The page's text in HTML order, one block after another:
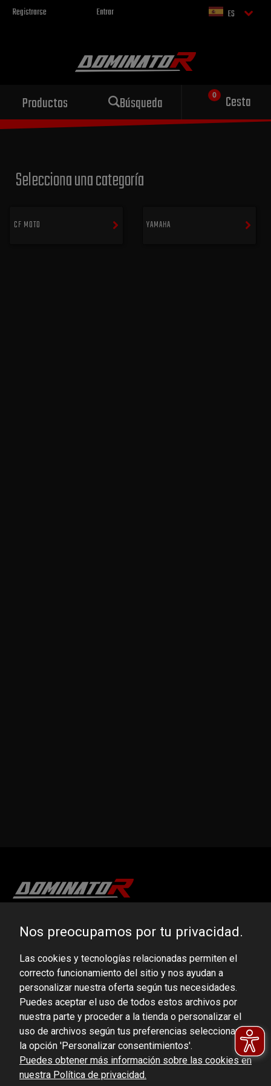
Registrarse Entrar ES
Productos Búsqueda Cesta
Escape deportivo
para tu motocicleta
Selecciona una categoría
CF MOTO YAMAHA
DOMINATOR GROUP Sp. z o.o.
VAT ID No.: 6521751083
dominator@dominator.pl
© Copyright 2022 | Dominator Group Sp. z o. o.
Nos preocupamos por tu privacidad.
Las cookies y tecnologías relacionadas permiten el
correcto funcionamiento del sitio y nos ayudan a
personalizar nuestra oferta según tus necesidades.
Puedes aceptar el uso de todos estos archivos por
nuestra parte y proceder a la tienda o personalizar el
uso de archivos según tus preferencias seleccionando
la opción 'Personalizar consentimientos'.
Puedes obtener más información sobre las cookies en
nuestra Política de privacidad.